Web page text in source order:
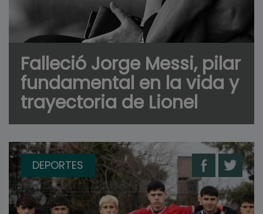
Falleció Jorge Messi, pilar
fundamental en la vida y
trayectoria de Lionel
DEPORTES